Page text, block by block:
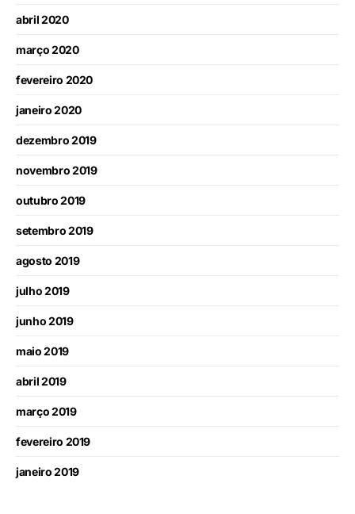
abril 2020
março 2020
fevereiro 2020
janeiro 2020
dezembro 2019
novembro 2019
outubro 2019
setembro 2019
agosto 2019
julho 2019
junho 2019
maio 2019
abril 2019
março 2019
fevereiro 2019
janeiro 2019